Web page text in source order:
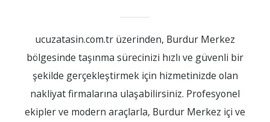
ucuzatasin.com.tr üzerinden, Burdur Merkez
bölgesinde taşınma sürecinizi hızlı ve güvenli bir
şekilde gerçekleştirmek için hizmetinizde olan
nakliyat firmalarına ulaşabilirsiniz. Profesyonel
ekipler ve modern araçlarla, Burdur Merkez içi ve